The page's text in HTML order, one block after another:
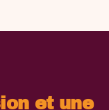
et une